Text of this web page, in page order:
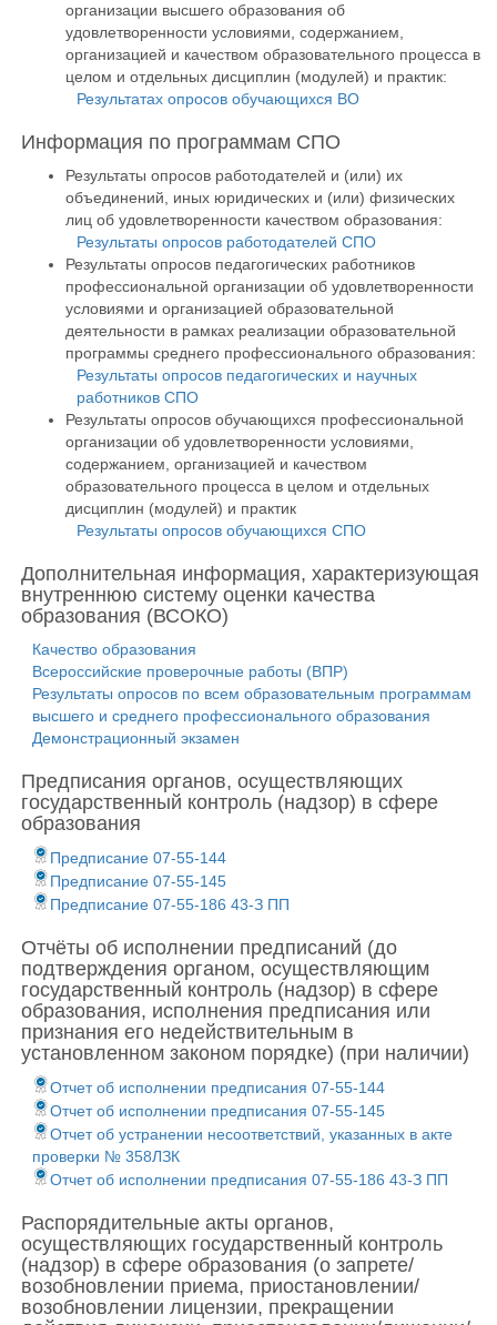
организации высшего образования об
удовлетворенности условиями, содержанием,
организацией и качеством образовательного процесса в
целом и отдельных дисциплин (модулей) и практик:
Результатах опросов обучающихся ВО
Информация по программам СПО
Результаты опросов работодателей и (или) их
объединений, иных юридических и (или) физических
лиц об удовлетворенности качеством образования:
Результаты опросов работодателей СПО
Результаты опросов педагогических работников
профессиональной организации об удовлетворенности
условиями и организацией образовательной
деятельности в рамках реализации образовательной
программы среднего профессионального образования:
Результаты опросов педагогических и научных
работников СПО
Результаты опросов обучающихся профессиональной
организации об удовлетворенности условиями,
содержанием, организацией и качеством
образовательного процесса в целом и отдельных
дисциплин (модулей) и практик
Результаты опросов обучающихся СПО
Дополнительная информация, характеризующая
внутреннюю систему оценки качества
образования (ВСОКО)
Качество образования
Всероссийские проверочные работы (ВПР)
Результаты опросов по всем образовательным программам
высшего и среднего профессионального образования
Демонстрационный экзамен
Предписания органов, осуществляющих
государственный контроль (надзор) в сфере
образования
Предписание 07-55-144
Предписание 07-55-145
Предписание 07-55-186 43-З ПП
Отчёты об исполнении предписаний (до
подтверждения органом, осуществляющим
государственный контроль (надзор) в сфере
образования, исполнения предписания или
признания его недействительным в
установленном законом порядке) (при наличии)
Отчет об исполнении предписания 07-55-144
Отчет об исполнении предписания 07-55-145
Отчет об устранении несоответствий, указанных в акте
проверки № 358ЛЗК
Отчет об исполнении предписания 07-55-186 43-З ПП
Распорядительные акты органов,
осуществляющих государственный контроль
(надзор) в сфере образования (о запрете/
возобновлении приема, приостановлении/
возобновлении лицензии, прекращении